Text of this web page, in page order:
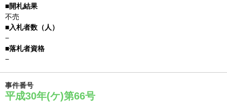
不売
−
−
事件番号
平成30年(ケ)第66号